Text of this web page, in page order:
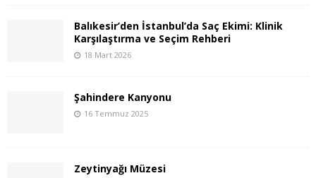
Balıkesir’den İstanbul’da Saç Ekimi: Klinik
Karşılaştırma ve Seçim Rehberi
18 Mart 2026
Şahindere Kanyonu
16 Temmuz 2025
Zeytinyağı Müzesi